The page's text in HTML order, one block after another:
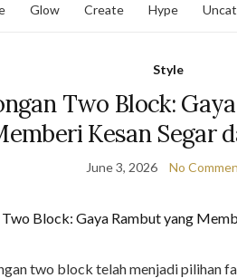
Glow Create Hype
Style
Two Block:
Kesan Segar
June 3, 2026 No
two block telah menjadi pilihan